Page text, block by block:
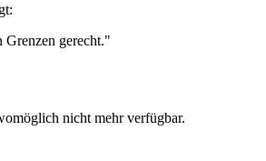
gerecht."
nicht mehr verfügbar.